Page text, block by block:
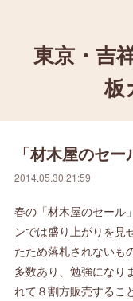
東京・吉
板
「材木屋のセ
2014.05.30 21:59
春の「材木屋のセール
ンでは盛り上がりを見
たため落札されないも
多数あり、勉強になり
れて８割方販売するこ